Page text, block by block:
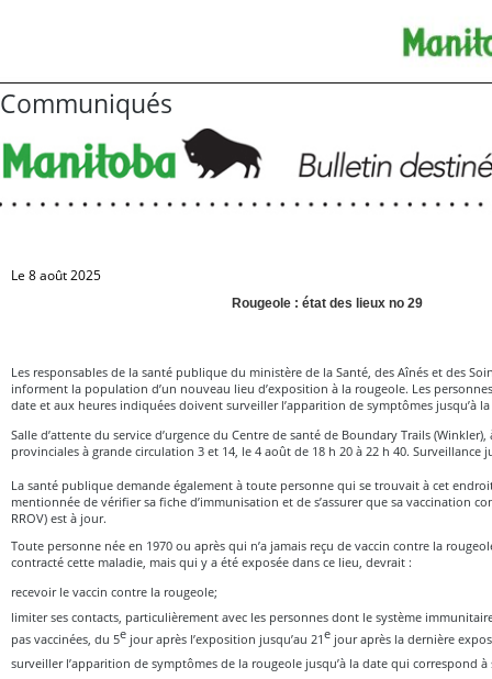
Communiqués
Le 8 août 2025
Rougeole : état des lieux no 29
Les responsables de la santé publique du ministère de la Santé, des Aînés et des
informent la population d’un nouveau lieu d’exposition à la rougeole. Les
date et aux heures indiquées doivent surveiller l’apparition de symptômes jusqu’à
Salle d’attente du service d’urgence du Centre de santé de Boundary Trails
provinciales à grande circulation 3 et 14, le 4 août de 18 h 20 à 22 h 40. Surveillance
La santé publique demande également à toute personne qui se trouvait à cet
mentionnée de vérifier sa fiche d’immunisation et de s’assurer que sa vaccination
RROV) est à jour.
Toute personne née en 1970 ou après qui n’a jamais reçu de vaccin contre la
contracté cette maladie, mais qui y a été exposée dans ce lieu, devrait :
recevoir le vaccin contre la rougeole;
limiter ses contacts, particulièrement avec les personnes dont le système
pas vaccinées, du 5e jour après l’exposition jusqu’au 21e jour après la dernière
surveiller l’apparition de symptômes de la rougeole jusqu’à la date qui correspond